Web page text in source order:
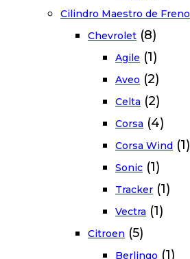
Cilindro Maestro de Freno
Chevrolet (8)
Agile (1)
Aveo (2)
Celta (2)
Corsa (4)
Corsa Wind (1)
Sonic (1)
Tracker (1)
Vectra (1)
Citroen (5)
Berlingo (1)